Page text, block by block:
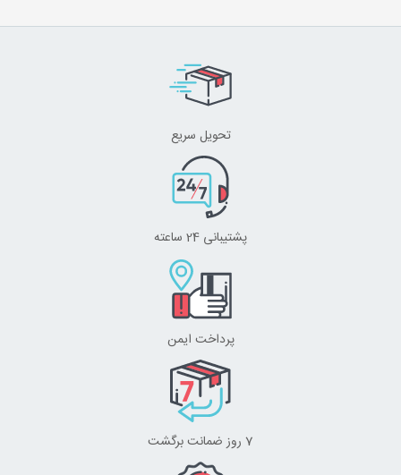
تحویل سریع
پشتیبانی 24 ساعته
پرداخت ایمن
7 روز ضمانت برگشت